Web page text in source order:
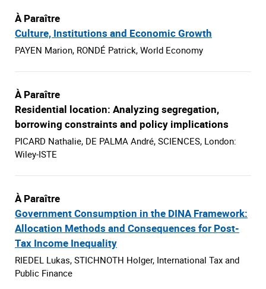
À Paraître
Culture, Institutions and Economic Growth
PAYEN Marion, RONDÉ Patrick, World Economy
À Paraître
Residential location: Analyzing segregation,
borrowing constraints and policy implications
PICARD Nathalie, DE PALMA André, SCIENCES, London:
Wiley-ISTE
À Paraître
Government Consumption in the DINA Framework:
Allocation Methods and Consequences for Post-
Tax Income Inequality
RIEDEL Lukas, STICHNOTH Holger, International Tax and
Public Finance